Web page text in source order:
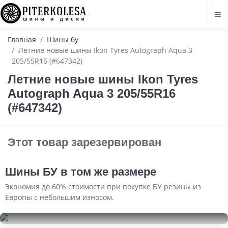
Главная
Шины бу
Летние новые шины Ikon Tyres Autograph Aqua 3
205/55R16 (#647342)
Летние новые шины Ikon Tyres
Autograph Aqua 3 205/55R16
(#647342)
Этот товар зарезервирован
Шины БУ в том же размере
Экономия до 60% стоимости при покупке БУ резины из
Европы с небольшим износом.